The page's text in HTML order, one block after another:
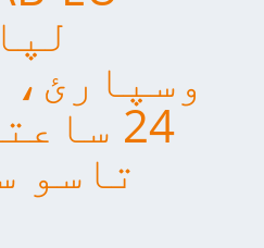
24
تاسو